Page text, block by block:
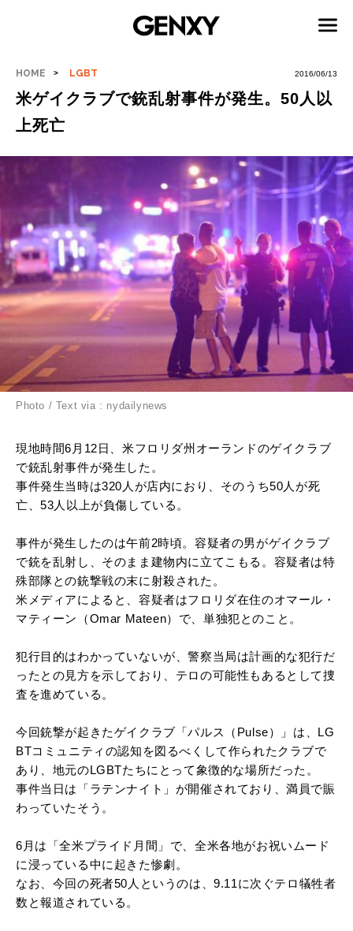
HOME LGBT 2016/06/13
米ゲイクラブで銃乱射事件が発生。50人以
上死亡
Photo / Text via : nydailynews
現地時間6月12日、米フロリダ州オーランドのゲイクラブ
で銃乱射事件が発生した。
事件発生当時は320人が店内におり、そのうち50人が死
亡、53人以上が負傷している。
事件が発生したのは午前2時頃。容疑者の男がゲイクラブ
で銃を乱射し、そのまま建物内に立てこもる。容疑者は特
殊部隊との銃撃戦の末に射殺された。
米メディアによると、容疑者はフロリダ在住のオマール・
マティーン（Omar Mateen）で、単独犯とのこと。
犯行目的はわかっていないが、警察当局は計画的な犯行だ
ったとの見方を示しており、テロの可能性もあるとして捜
査を進めている。
今回銃撃が起きたゲイクラブ「パルス（Pulse）」は、LG
BTコミュニティの認知を図るべくして作られたクラブで
あり、地元のLGBTたちにとって象徴的な場所だった。
事件当日は「ラテンナイト」が開催されており、満員で賑
わっていたそう。
6月は「全米プライド月間」で、全米各地がお祝いムード
に浸っている中に起きた惨劇。
なお、今回の死者50人というのは、9.11に次ぐテロ犠牲者
数と報道されている。